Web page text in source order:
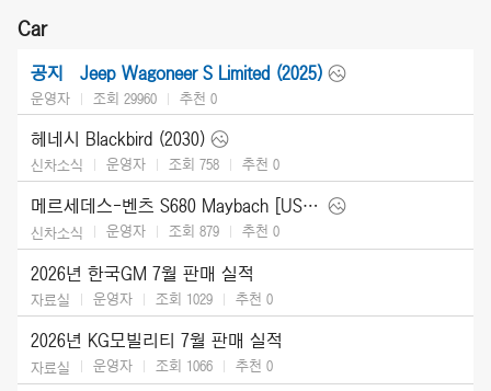
Car
공지 Jeep Wagoneer S Limited (2025)
운영자 조회 29960 추천 0
헤네시 Blackbird (2030)
신차소식 운영자 조회 758 추천 0
메르세데스-벤츠 S680 Maybach [US] (2027)
신차소식 운영자 조회 879 추천 0
2026년 한국GM 7월 판매 실적
자료실 운영자 조회 1029 추천 0
2026년 KG모빌리티 7월 판매 실적
자료실 운영자 조회 1066 추천 0